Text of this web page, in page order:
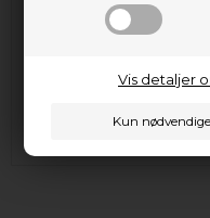
Vis detaljer
Legg i kurven
Forhåndsbestill